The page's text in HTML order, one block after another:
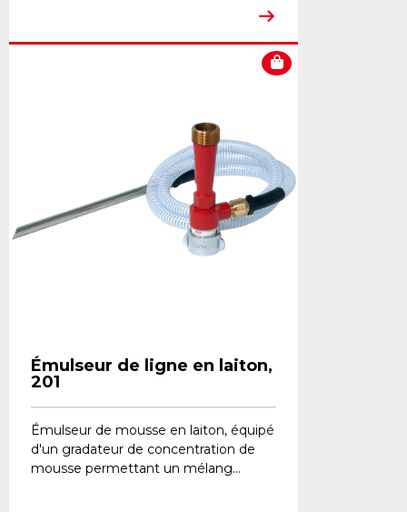
Émulseur de ligne en laiton,
201
Émulseur de mousse en laiton, équipé
d'un gradateur de concentration de
mousse permettant un mélang...